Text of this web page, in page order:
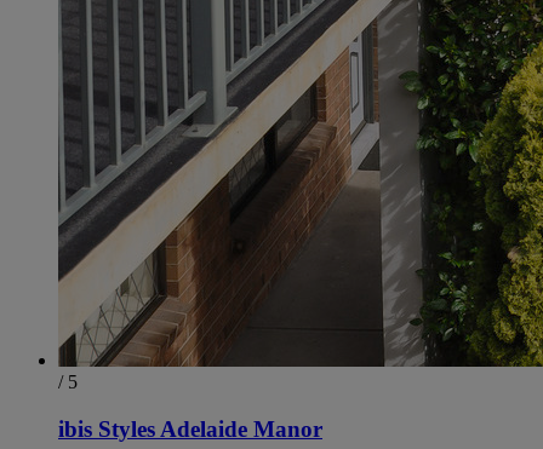
/ 5
ibis Styles Adelaide Manor